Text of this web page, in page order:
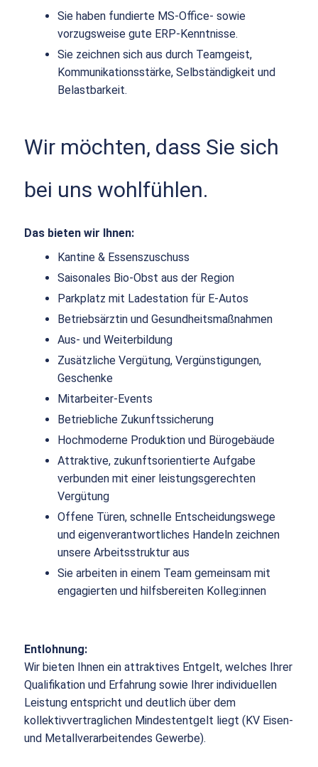
Sie haben fundierte MS-Office- sowie
vorzugsweise gute ERP-Kenntnisse.
Sie zeichnen sich aus durch Teamgeist,
Kommunikationsstärke, Selbständigkeit und
Belastbarkeit.
Wir möchten, dass Sie sich
bei uns wohlfühlen.
Das bieten wir Ihnen:
Kantine & Essenszuschuss
Saisonales Bio-Obst aus der Region
Parkplatz mit Ladestation für E-Autos
Betriebsärztin und Gesundheitsmaßnahmen
Aus- und Weiterbildung
Zusätzliche Vergütung, Vergünstigungen,
Geschenke
Mitarbeiter-Events
Betriebliche Zukunftssicherung
Hochmoderne Produktion und Bürogebäude
Attraktive, zukunftsorientierte Aufgabe
verbunden mit einer leistungsgerechten
Vergütung
Offene Türen, schnelle Entscheidungswege
und eigenverantwortliches Handeln zeichnen
unsere Arbeitsstruktur aus
Sie arbeiten in einem Team gemeinsam mit
engagierten und hilfsbereiten Kolleg:innen
Entlohnung:
Wir bieten Ihnen ein attraktives Entgelt, welches Ihrer
Qualifikation und Erfahrung sowie Ihrer individuellen
Leistung entspricht und deutlich über dem
kollektivvertraglichen Mindestentgelt liegt (KV Eisen-
und Metallverarbeitendes Gewerbe).